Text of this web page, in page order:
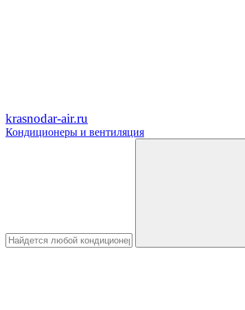
krasnodar-air.ru
Кондиционеры и вентиляция